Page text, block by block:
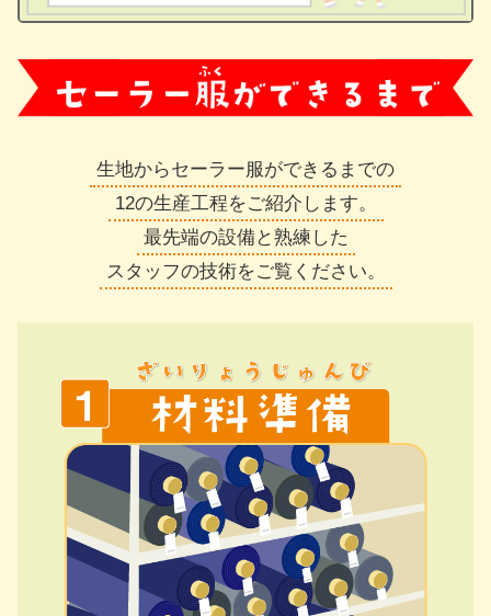
生地からセーラー服ができるまでの
12の生産工程をご紹介します。
最先端の設備と熟練した
スタッフの技術をご覧ください。